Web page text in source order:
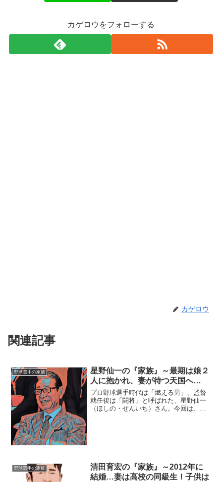
カゲロウをフォローする
カゲロウ
関連記事
野球選手の家族
星野仙一の『家族』～最期は娘２
人に抱かれ、妻が待つ天国へ…
プロ野球選手時代は「燃える男」、監督
就任後は「闘将」と呼ばれた、星野仙一
（ほしの・せんいち）さん。今回は、そ
野球選手の家族
清田育宏の『家族』～2012年に
結婚…妻は高校の同級生！子供は